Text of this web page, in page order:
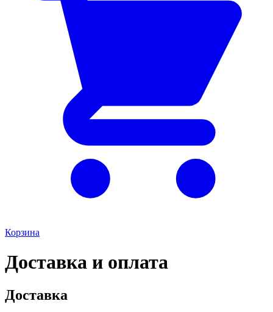
Корзина
Доставка и оплата
Доставка